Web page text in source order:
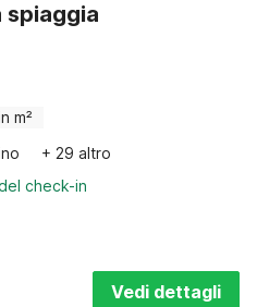
spiaggia
m²
+ 29 altro
check-in
Vedi dettagli